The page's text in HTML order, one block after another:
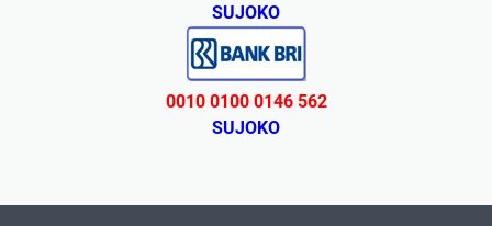
SUJOKO
0010 0100 0146 562
SUJOKO